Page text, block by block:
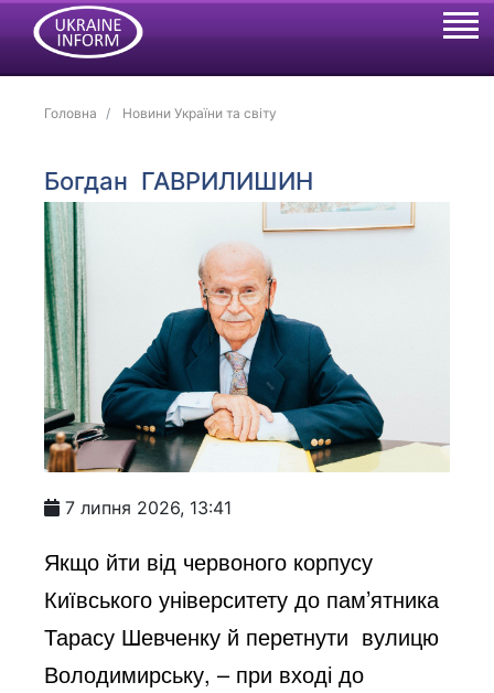
Головна Новини України та світу
Богдан ГАВРИЛИШИН
7 липня 2026, 13:41
Якщо йти від червоного корпусу
Київського університету до пам’ятника
Тарасу Шевченку й перетнути вулицю
Володимирську, – при вході до